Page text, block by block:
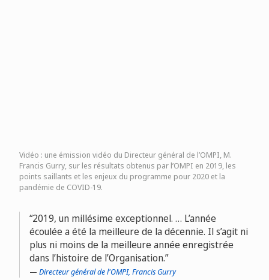
Vidéo : une émission vidéo du Directeur général de l’OMPI, M.
Francis Gurry, sur les résultats obtenus par l’OMPI en 2019, les
points saillants et les enjeux du programme pour 2020 et la
pandémie de COVID-19.
2019, un millésime exceptionnel. … L’année
écoulée a été la meilleure de la décennie. Il s’agit ni
plus ni moins de la meilleure année enregistrée
dans l’histoire de l’Organisation.
Directeur général de l'OMPI, Francis Gurry